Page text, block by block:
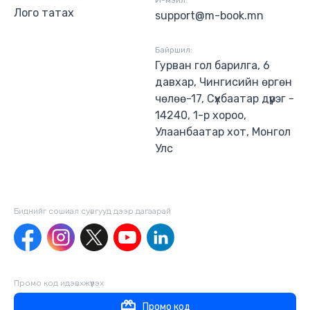
Лого татах
support@m-book.mn
Байршил:
Гурван гол барилга, 6
давхар, Чингисийн өргөн
чөлөө-17, Сүхбаатар дүүрэг -
14240, 1-р хороо,
Улаанбаатар хот, Монгол
Улс
Биднийг сошиал сувгууд дээр дагаaрай
Промо код идэвхжүүлэх
Промо код